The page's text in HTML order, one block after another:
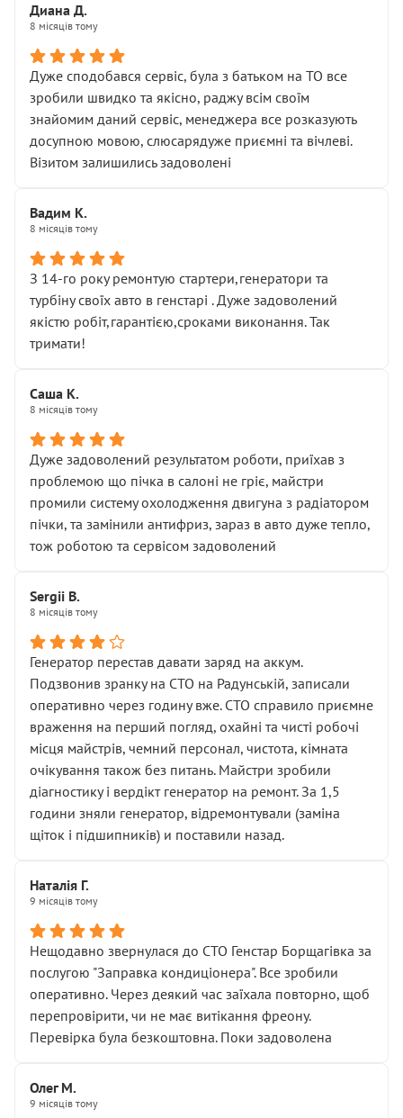
Диана Д.
8 місяців тому
Дуже сподобався сервіс, була з батьком на ТО все
зробили швидко та якісно, раджу всім своїм
знайомим даний сервіс, менеджера все розказують
досупною мовою, слюсарядуже приємні та вічлеві.
Візитом залишились задоволені
Вадим К.
8 місяців тому
З 14-го року ремонтую стартери,генератори та
турбіну своїх авто в генстарі . Дуже задоволений
якістю робіт,гарантією,сроками виконання. Так
тримати!
Саша К.
8 місяців тому
Дуже задоволений результатом роботи, приїхав з
проблемою що пічка в салоні не гріє, майстри
промили систему охолодження двигуна з радіатором
пічки, та замінили антифриз, зараз в авто дуже тепло,
тож роботою та сервісом задоволений
Sergii B.
8 місяців тому
Генератор перестав давати заряд на аккум.
Подзвонив зранку на СТО на Радунській, записали
оперативно через годину вже. СТО справило приємне
враження на перший погляд, охайні та чисті робочі
місця майстрів, чемний персонал, чистота, кімната
очікування також без питань. Майстри зробили
діагностику і вердікт генератор на ремонт. За 1,5
години зняли генератор, відремонтували (заміна
щіток і підшипників) и поставили назад.
Наталія Г.
9 місяців тому
Нещодавно звернулася до СТО Генстар Борщагівка за
послугою "Заправка кондиціонера". Все зробили
оперативно. Через деякий час заїхала повторно, щоб
перепровірити, чи не має витікання фреону.
Перевірка була безкоштовна. Поки задоволена
Олег М.
9 місяців тому